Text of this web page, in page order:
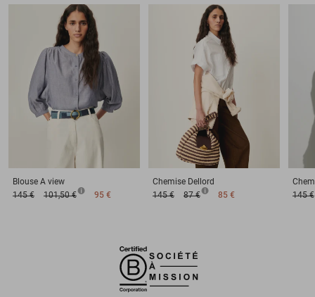
Blouse A view
145 €
101,50 € 95 €
Chemise Dellord
145 €
87 € 85 €
145 €